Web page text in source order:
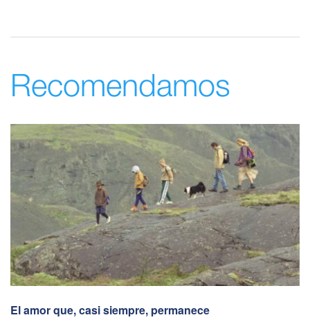
Recomendamos
El amor que, casi siempre, permanece